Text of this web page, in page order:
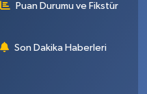
Puan Durumu ve Fikstür
Son Dakika Haberleri